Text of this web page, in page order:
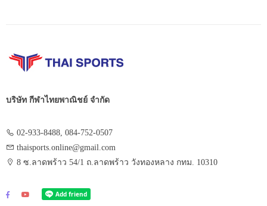
บริษัท กีฬาไทยพาณิชย์ จำกัด
02-933-8488, 084-752-0507
thaisports.online@gmail.com
8 ซ.ลาดพร้าว 54/1 ถ.ลาดพร้าว วังทองหลาง กทม. 10310